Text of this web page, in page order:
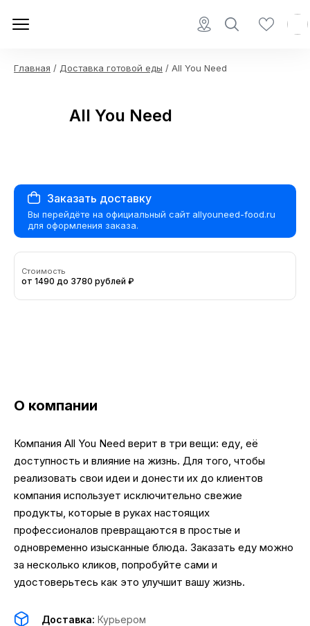
Главная / Доставка готовой еды / All You Need
All You Need
Заказать доставку
Вы перейдёте на официальный сайт allyouneed-food.ru
для оформления заказа.
Стоимость
от 1490 до 3780 рублей ₽
О компании
Компания All You Need верит в три вещи: еду, её
доступность и влияние на жизнь. Для того, чтобы
реализовать свои идеи и донести их до клиентов
компания использует исключительно свежие
продукты, которые в руках настоящих
профессионалов превращаются в простые и
одновременно изысканные блюда. Заказать еду можно
за несколько кликов, попробуйте сами и
удостоверьтесь как это улучшит вашу жизнь.
Доставка: Курьером